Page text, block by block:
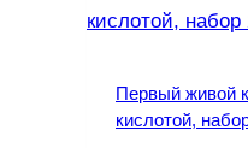
Первый живой
кислотой,